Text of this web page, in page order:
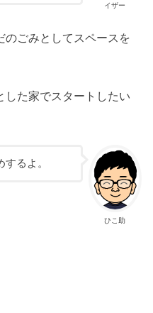
イザー
のごみとしてスペースを
した家でスタートしたい
ひこ助
るよ。